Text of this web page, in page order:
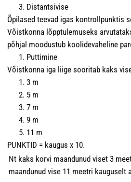
Distantsivise
Õpilased teevad igas kontrollpunktis
Võistkonna lõpptulemuseks
põhjal moodustub koolidevaheline
Puttimine
Võistkonna iga liige sooritab kaks
3 m
5 m
7 m
9 m
11 m
PUNKTID = kaugus x 10.
Nt kaks korvi maandunud viset 3
maandunud vise 11 meetri kauguselt